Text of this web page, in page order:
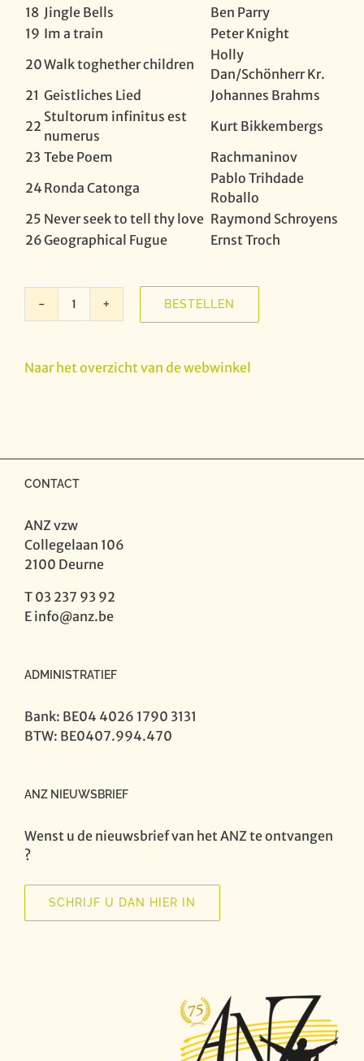
18 Jingle Bells
Ben Parry
19 Im a train
Peter Knight
20Walk toghether children
Holly
Dan/Schönherr Kr.
21 Geistliches Lied
Johannes Brahms
22
Stultorum infinitus est
numerus
Kurt Bikkembergs
23 Tebe Poem
Rachmaninov
24 Ronda Catonga
Pablo Trihdade
Roballo
25 Never seek to tell thy love Raymond Schroyens
26Geographical Fugue Ernst Troch
Koor
Jaar
BESTELLEN
Naar het overzicht van de webwinkel
CONTACT
ANZ vzw
Collegelaan 106
2100 Deurne
T 03 237 93 92
E info@anz.be
ADMINISTRATIEF
Bank: BE04 4026 1790 3131
BTW: BE0407.994.470
ANZ NIEUWSBRIEF
Wenst u de nieuwsbrief van het ANZ te ontvangen
?
SCHRIJF U DAN HIER IN